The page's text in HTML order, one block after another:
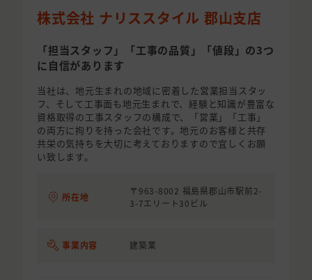
株式会社 ナリススタイル 郡山支店
「担当スタッフ」「工事の品質」「値段」の3つ
に自信があります
当社は、地元生まれの地域に密着した営業担当スタッ
フ、そして工事面も地元生まれで、経験と知識が豊富な
資格取得の工事スタッフの構成で、「営業」「工事」
の両方に拘りを持った会社です。地元のお客様と共存
共栄の気持ちを大切に考えておりますので宜しくお願
い致します。
所在地
〒963-8002 福島県郡山市駅前2-
3-7エリート30ビル
事業内容 建築業